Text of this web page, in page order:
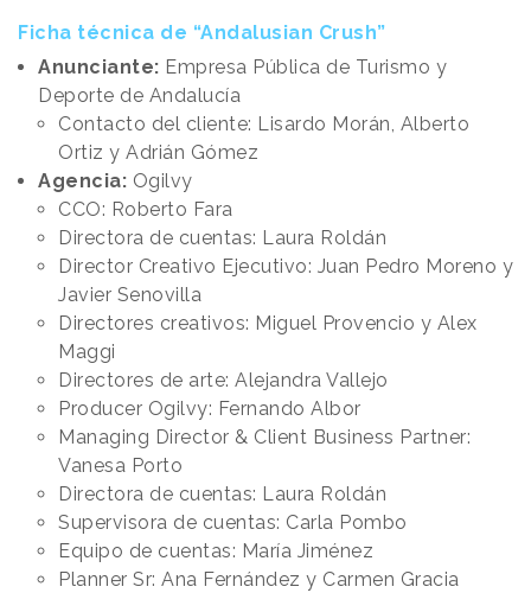
Ficha técnica de “Andalusian Crush”
Anunciante: Empresa Pública de Turismo y
Deporte de Andalucía
Contacto del cliente: Lisardo Morán, Alberto
Ortiz y Adrián Gómez
Agencia: Ogilvy
CCO: Roberto Fara
Directora de cuentas: Laura Roldán
Director Creativo Ejecutivo: Juan Pedro Moreno y
Javier Senovilla
Directores creativos: Miguel Provencio y Alex
Maggi
Directores de arte: Alejandra Vallejo
Producer Ogilvy: Fernando Albor
Managing Director & Client Business Partner:
Vanesa Porto
Directora de cuentas: Laura Roldán
Supervisora de cuentas: Carla Pombo
Equipo de cuentas: María Jiménez
Planner Sr: Ana Fernández y Carmen Gracia